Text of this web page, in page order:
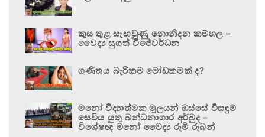
කුස තුළ සැඟවුණු නොනිදන කම්හල –
වෛද්‍ය සුගත් විජේවර්ධන
ගණිතය බැරිකම මෝඩකමක් ද?
මනෝ විද්‍යාත්මක මූලයන් ඔස්සේ විසඳුම්
සෙවිය යුතු බන්ධනාගාර අර්බුද –
විශේෂඥ මනෝ වෛද්‍ය රූමි රූබන්